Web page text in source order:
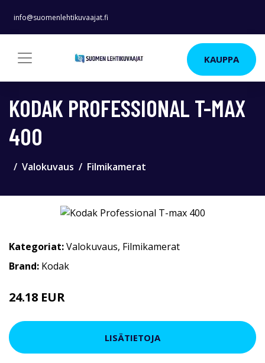
info@suomenlehtikuvaajat.fi
KAUPPA
KODAK PROFESSIONAL T-MAX
400
Valokuvaus Filmikamerat
Kategoriat:Valokuvaus, Filmikamerat
Brand: Kodak
24.18 EUR
LISÄTIETOJA